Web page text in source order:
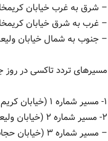
– شرق به غرب خیابان
– غرب به شرق خیابان
– جنوب به شمال خیابان
مسیرهای تردد تاکسی در
۱- مسیر شماره ۱ (خیابان کریم خان): از خیابان قائم مقام تا میدان ولیعصر (عج) به صورت رفت و برگشت.
۲- مسیر شماره ۲ (خیابان ولیعصر (عج)): از خیابان فاطمی تا میدان ولیعصر (عج) به صورت رفت و برگشت.
– مسیر شماره ۳ (خیابان حجاب): از تقاطع خیابان فاطمی تا تقاطع بلوار کشاورز به صورت رفت و برگشت.